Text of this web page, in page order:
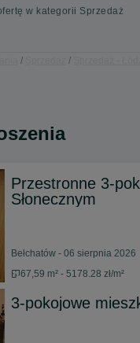
w kategorii Sprzedaż
Przestronne 3-
Słonecznym
Bełchatów - 06 sierpnia 2026
67,59 m² - 5178.28 zł/m²
3-pokojowe